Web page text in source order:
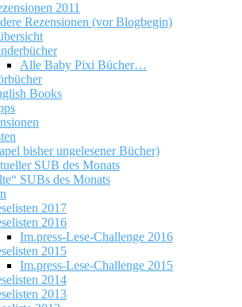
2011
Rezensionen (vor Blogbegin)
Alle Baby Pixi Bücher…
Books
bisher ungelesener Bücher)
SUB des Monats
SUBs des Monats
2017
2016
Im.press-Lese-Challenge 2016
2015
Im.press-Lese-Challenge 2015
2014
2013